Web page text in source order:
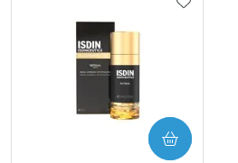
Ativar Desconto
COMPRAR